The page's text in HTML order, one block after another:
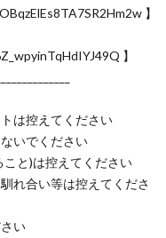
】
】
は控えてください
いでください
こと)は控えてください
れ合い等は控えてくださ
い